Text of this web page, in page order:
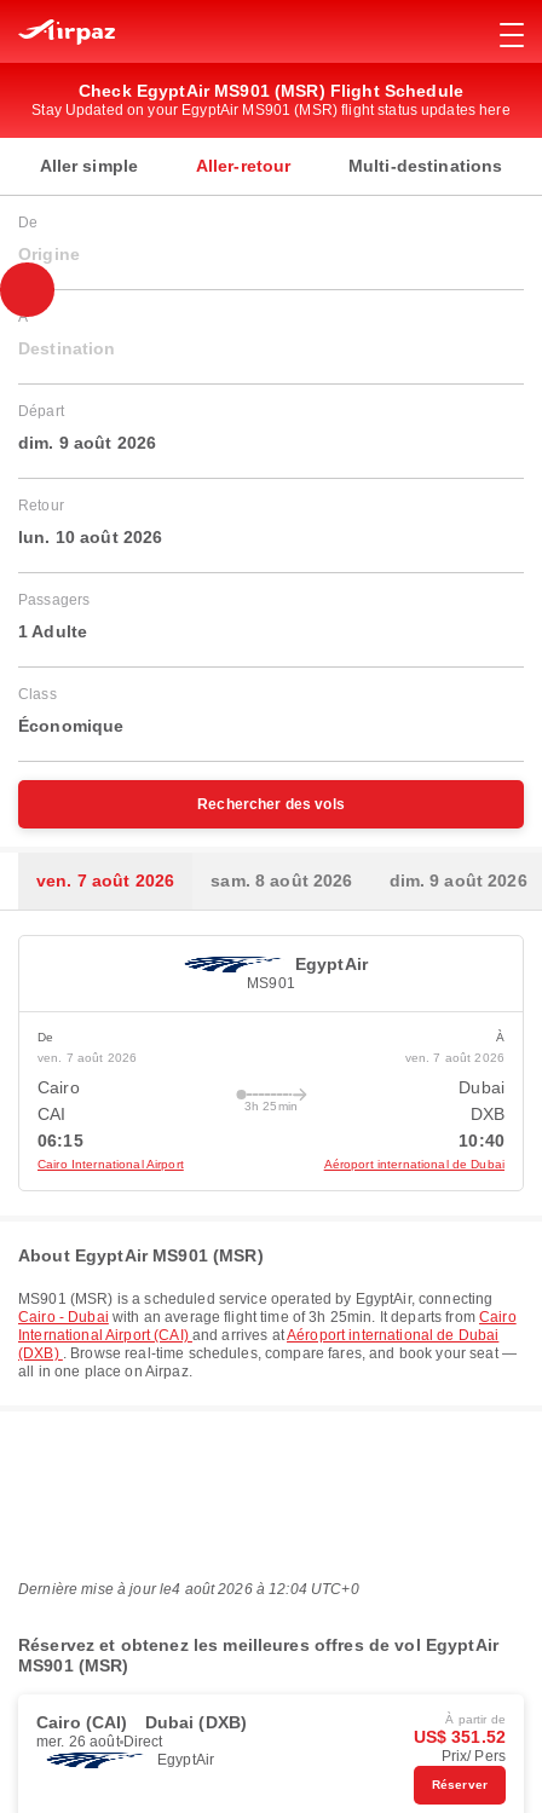
Check EgyptAir MS901 (MSR) Flight Schedule
Stay Updated on your EgyptAir MS901 (MSR) flight status updates here
Aller simple Aller-retour Multi-destinations
De
Origine
À
Destination
Départ
dim. 9 août 2026
Retour
lun. 10 août 2026
Passagers
1 Adulte
Class
Économique
Rechercher des vols
ven. 7 août 2026 sam. 8 août 2026 dim. 9 août 2026
EgyptAir
MS901
De
ven. 7 août 2026
Cairo
CAI
06:15
Cairo International Airport
3h 25min
À
ven. 7 août 2026
Dubai
DXB
10:40
Aéroport international de Dubai
About EgyptAir MS901 (MSR)
MS901 (MSR) is a scheduled service operated by EgyptAir, connecting
Cairo - Dubai with an average flight time of3h 25min. It departs from Cairo
International Airport (CAI) and arrives atAéroport international de Dubai
(DXB) . Browse real-time schedules, compare fares, and book your seat —
all in one place on Airpaz.
Dernière mise à jour le4 août 2026 à 12:04 UTC+0
Réservez et obtenez les meilleures offres de vol EgyptAir
MS901 (MSR)
Cairo (CAI) Dubai (DXB)
mer. 26 août Direct
EgyptAir
À partir de
US$ 351.52
Prix/ Pers
Réserver